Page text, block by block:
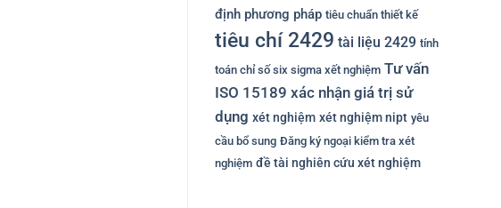
định phương pháp tiêu chuẩn thiết kế
tiêu chí 2429 tài liệu 2429 tính
toán chỉ số six sigma xết nghiệm Tư vấn
ISO 15189 xác nhận giá trị sử
dụng xét nghiệm xét nghiệm nipt yêu
cầu bổ sung Đăng ký ngoại kiểm tra xét
nghiệm đề tài nghiên cứu xét nghiệm